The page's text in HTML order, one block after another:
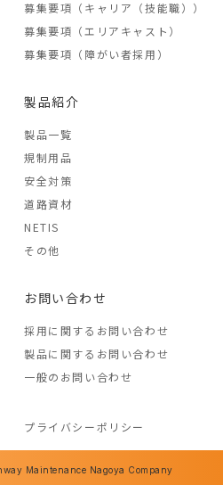
募集要項（キャリア（技能職））
募集要項（エリアキャスト）
募集要項（障がい者採用）
製品紹介
製品一覧
規制用品
安全対策
道路資材
NETIS
その他
お問い合わせ
採用に関するお問い合わせ
製品に関するお問い合わせ
一般のお問い合わせ
プライバシーポリシー
Maintenance Nagoya Company